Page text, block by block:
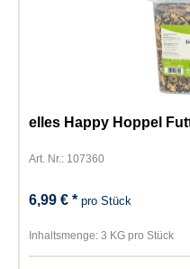
elles Happy Hoppel
Art. Nr.: 107360
6,99 € *pro Stück
Inhaltsmenge: 3 KG pro Stück